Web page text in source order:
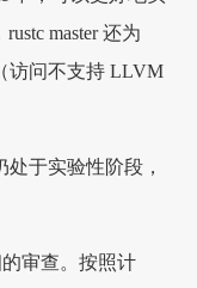
master 还为
访问不支持 LLVM
处于实验性阶段，
审查。按照计